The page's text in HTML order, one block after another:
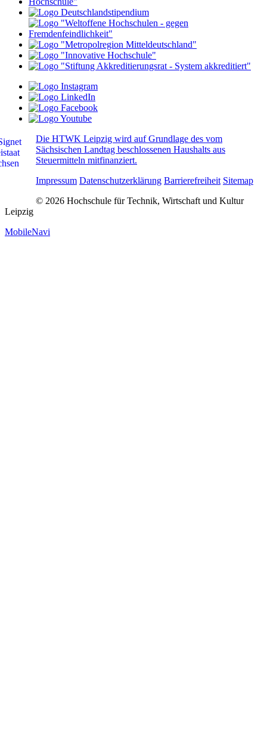
Die HTWK Leipzig wird auf Grundlage des vom
Sächsischen Landtag beschlossenen Haushalts aus
Steuermitteln mitfinanziert.
Impressum Datenschutzerklärung Barrierefreiheit Sitemap
© 2026 Hochschule für Technik, Wirtschaft und Kultur
Leipzig
MobileNavi